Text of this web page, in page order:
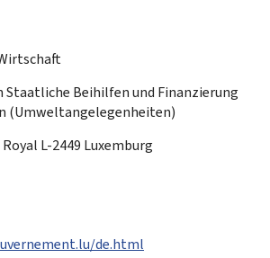
Beihilfen und Finanzierung
(Umweltangelegenheiten)
L-2449 Luxemburg
de.html